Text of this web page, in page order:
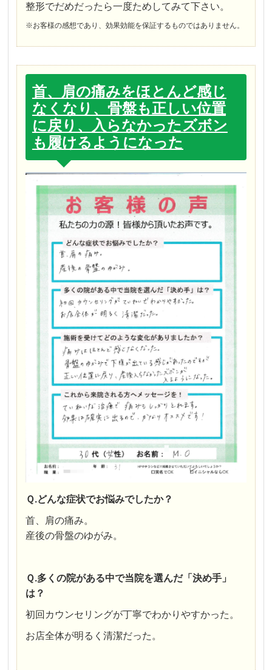
整形でだめだったら一度ためしてみて下さい。
※お客様の感想であり、効果効能を保証するものではありません。
首、肩の痛みをほとんど感じ
なくなり、骨盤も正しい位置
に戻り、入らなかったズボン
も履けるようになった
Ｑ.どんな症状でお悩みでしたか？
首、肩の痛み。
産後の骨盤のゆがみ。
Ｑ.多くの院がある中で当院を選んだ「決め手」
は？
初回カウンセリングが丁寧でわかりやすかった。
お店全体が明るく清潔だった。